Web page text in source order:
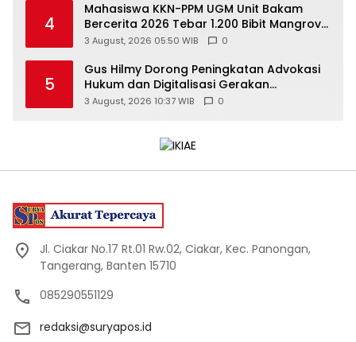
4
Mahasiswa KKN-PPM UGM Unit Bakam
Bercerita 2026 Tebar 1.200 Bibit Mangrove
di Sungai Air Layang
3 August, 2026 05:50 WIB 0
5
Gus Hilmy Dorong Peningkatan Advokasi
Hukum dan Digitalisasi Gerakan
Meningkatkan Kualitas PMII DIY
3 August, 2026 10:37 WIB 0
Jl. Ciakar No.17 Rt.01 Rw.02, Ciakar, Kec. Panongan,
Tangerang, Banten 15710
085290551129
redaksi@suryapos.id